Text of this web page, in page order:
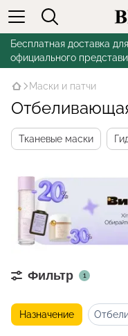
Бесплатная доставка
официального
Маски и патчи
Тканевые маски
Фильтр 1
Назначение